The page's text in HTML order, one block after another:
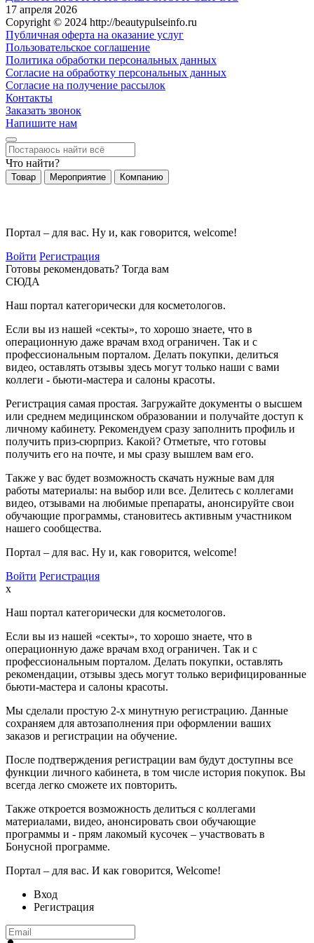
17 апреля 2026
Copyright © 2024 http://beautypulseinfo.ru
Публичная оферта на оказание услуг
Пользовательское соглашение
Политика обработки персональных данных
Согласие на обработку персональных данных
Согласие на получение рассылок
Контакты
Заказать звонок
Напишите нам
Что найти?
Товар Мероприятие Компанию
Портал – для вас. Ну и, как говорится, welcome!
Войти Регистрация
Готовы рекомендовать? Тогда вам
СЮДА
Наш портал категорически для косметологов.
Если вы из нашей «секты», то хорошо знаете, что в
операционную даже врачам вход ограничен. Так и с
профессиональным порталом. Делать покупки, делиться
видео, оставлять отзывы здесь могут только наши с вами
коллеги - бьюти-мастера и салоны красоты.
Регистрация самая простая. Загружайте документы о высшем
или среднем медицинском образовании и получайте доступ к
личному кабинету. Рекомендуем сразу заполнить профиль и
получить приз-сюрприз. Какой? Отметьте, что готовы
получить его на почте, и мы сразу вышлем вам его.
Также у вас будет возможность скачать нужные вам для
работы материалы: на выбор или все. Делитесь с коллегами
видео, отзывами на любимые препараты, анонсируйте свои
обучающие программы, становитесь активным участником
нашего сообщества.
Портал – для вас. Ну и, как говорится, welcome!
Войти Регистрация
x
Наш портал категорически для косметологов.
Если вы из нашей «секты», то хорошо знаете, что в
операционную даже врачам вход ограничен. Так и с
профессиональным порталом. Делать покупки, оставлять
рекомендации, отзывы здесь могут только верифицированные
бьюти-мастера и салоны красоты.
Мы сделали простую 2-х минутную регистрацию. Данные
сохраняем для автозаполнения при оформлении ваших
заказов и регистрации на обучение.
После подтверждения регистрации вам будут доступны все
функции личного кабинета, в том числе история покупок. Вы
всегда легко сможете их повторить.
Также откроется возможность делиться с коллегами
материалами, видео, анонсировать свои обучающие
программы и - прям лакомый кусочек – участвовать в
Бонусной программе.
Портал – для вас. И как говорится, Welcome!
Вход
Регистрация